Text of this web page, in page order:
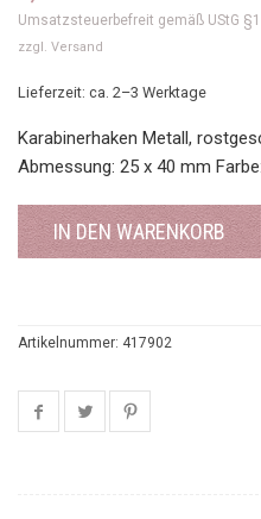
Umsatzsteuerbefreit gemäß UStG
zzgl. Versand
Lieferzeit: ca. 2–3 Werktage
Karabinerhaken Metall,
Abmessung: 25 x 40 mm
IN DEN WARENKORB
Artikelnummer: 417902